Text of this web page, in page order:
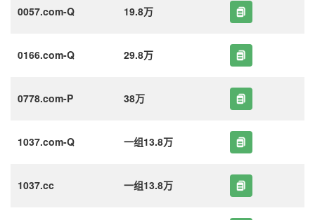
0057.com-Q 19.8万
0166.com-Q 29.8万
0778.com-P 38万
1037.com-Q 一组13.8万
1037.cc 一组13.8万